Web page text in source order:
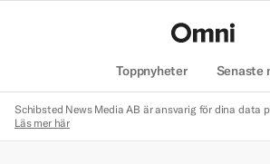
Toppnyheter Senaste
Schibsted News Media AB är ansvarig för dina data
Läs mer här